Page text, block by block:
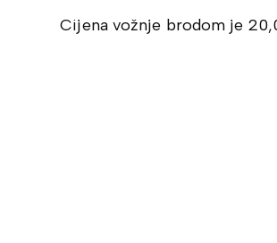
Cijena vožnje brodom je